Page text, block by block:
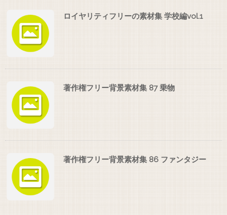
ロイヤリティフリーの素材集 学校編vol.1
著作権フリー背景素材集 87 乗物
著作権フリー背景素材集 86 ファンタジー